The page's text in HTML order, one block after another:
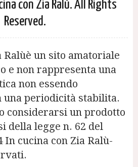
con Zia Ralù. All Rights
Reserved.
Ralùè un sito amatoriale
e non rappresenta una
non essendo
una periodicità stabilita.
considerarsi un prodotto
della legge n. 62 del
In cucina con Zia Ralù-